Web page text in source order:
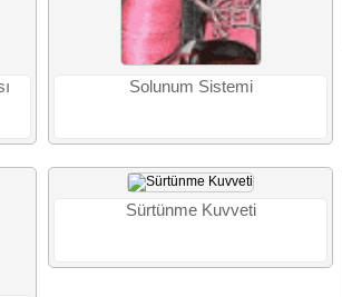
Solunum Sistemi
Sürtünme Kuvveti